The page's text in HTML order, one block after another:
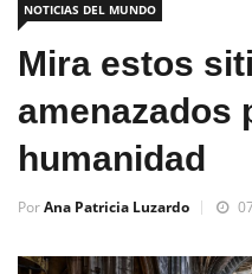
NOTICIAS DEL MUNDO
Mira estos
amenazados
humanidad
PorAna Patricia Luzardo